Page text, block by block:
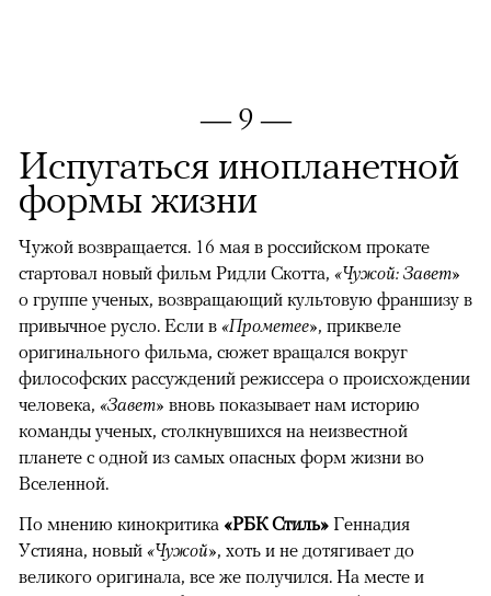
— 9 —
Испугаться инопланетной
формы жизни
Чужой возвращается. 16 мая в российском прокате
стартовал новый фильм Ридли Скотта, «Чужой: Завет»
о группе ученых, возвращающий культовую франшизу в
привычное русло. Если в «Прометее», приквеле
оригинального фильма, сюжет вращался вокруг
философских рассуждений режиссера о происхождении
человека, «Завет» вновь показывает нам историю
команды ученых, столкнувшихся на неизвестной
планете с одной из самых опасных форм жизни во
Вселенной.
По мнению кинокритика «РБК Стиль» Геннадия
Устияна, новый «Чужой», хоть и не дотягивает до
великого оригинала, все же получился. На месте и